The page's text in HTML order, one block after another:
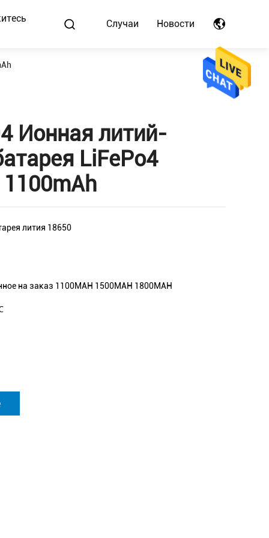
Случаи Новости
Ионная литий-
LiFePo4
лития 18650
на заказ 1100MAH 1500MAH 1800MAH